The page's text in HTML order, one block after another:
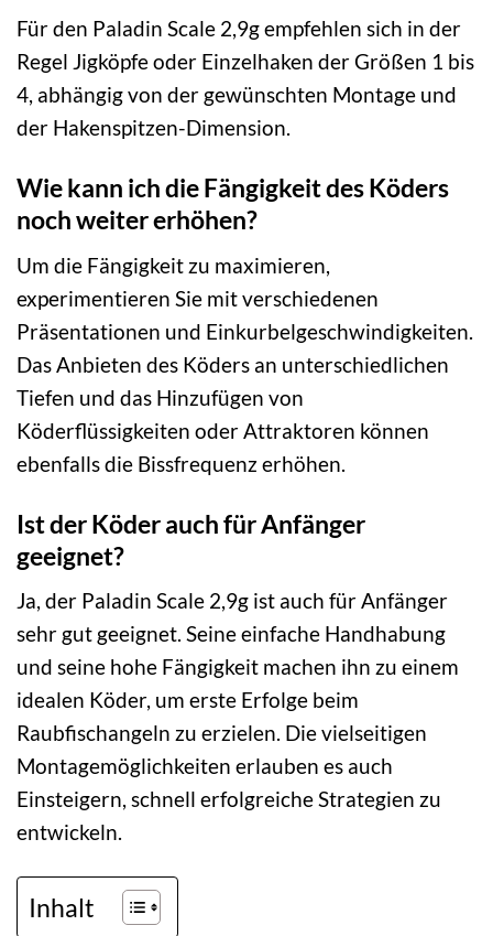
Für den Paladin Scale 2,9g empfehlen sich in der
Regel Jigköpfe oder Einzelhaken der Größen 1 bis
4, abhängig von der gewünschten Montage und
der Hakenspitzen-Dimension.
Wie kann ich die Fängigkeit des Köders
noch weiter erhöhen?
Um die Fängigkeit zu maximieren,
experimentieren Sie mit verschiedenen
Präsentationen und Einkurbelgeschwindigkeiten.
Das Anbieten des Köders an unterschiedlichen
Tiefen und das Hinzufügen von
Köderflüssigkeiten oder Attraktoren können
ebenfalls die Bissfrequenz erhöhen.
Ist der Köder auch für Anfänger
geeignet?
Ja, der Paladin Scale 2,9g ist auch für Anfänger
sehr gut geeignet. Seine einfache Handhabung
und seine hohe Fängigkeit machen ihn zu einem
idealen Köder, um erste Erfolge beim
Raubfischangeln zu erzielen. Die vielseitigen
Montagemöglichkeiten erlauben es auch
Einsteigern, schnell erfolgreiche Strategien zu
entwickeln.
Inhalt